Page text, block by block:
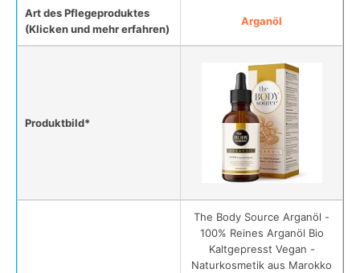
Art des Pflegeproduktes
(Klicken und mehr erfahren)
Arganöl
Produktbild*
The Body Source Arganöl -
100% Reines Arganöl Bio
Kaltgepresst Vegan -
Naturkosmetik aus Marokko